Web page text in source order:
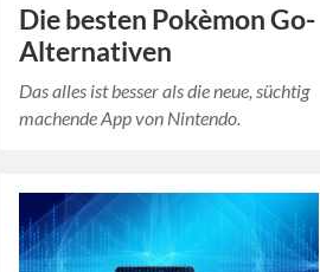
Die besten Pokèmon Go-
Alternativen
Das alles ist besser als die neue, süchtig
machende App von Nintendo.